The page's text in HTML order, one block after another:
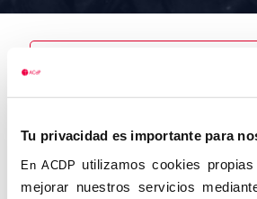
Tu privacidad es importante para
En ACDP utilizamos cookies
mejorar nuestros servicios
Roig
Antonio